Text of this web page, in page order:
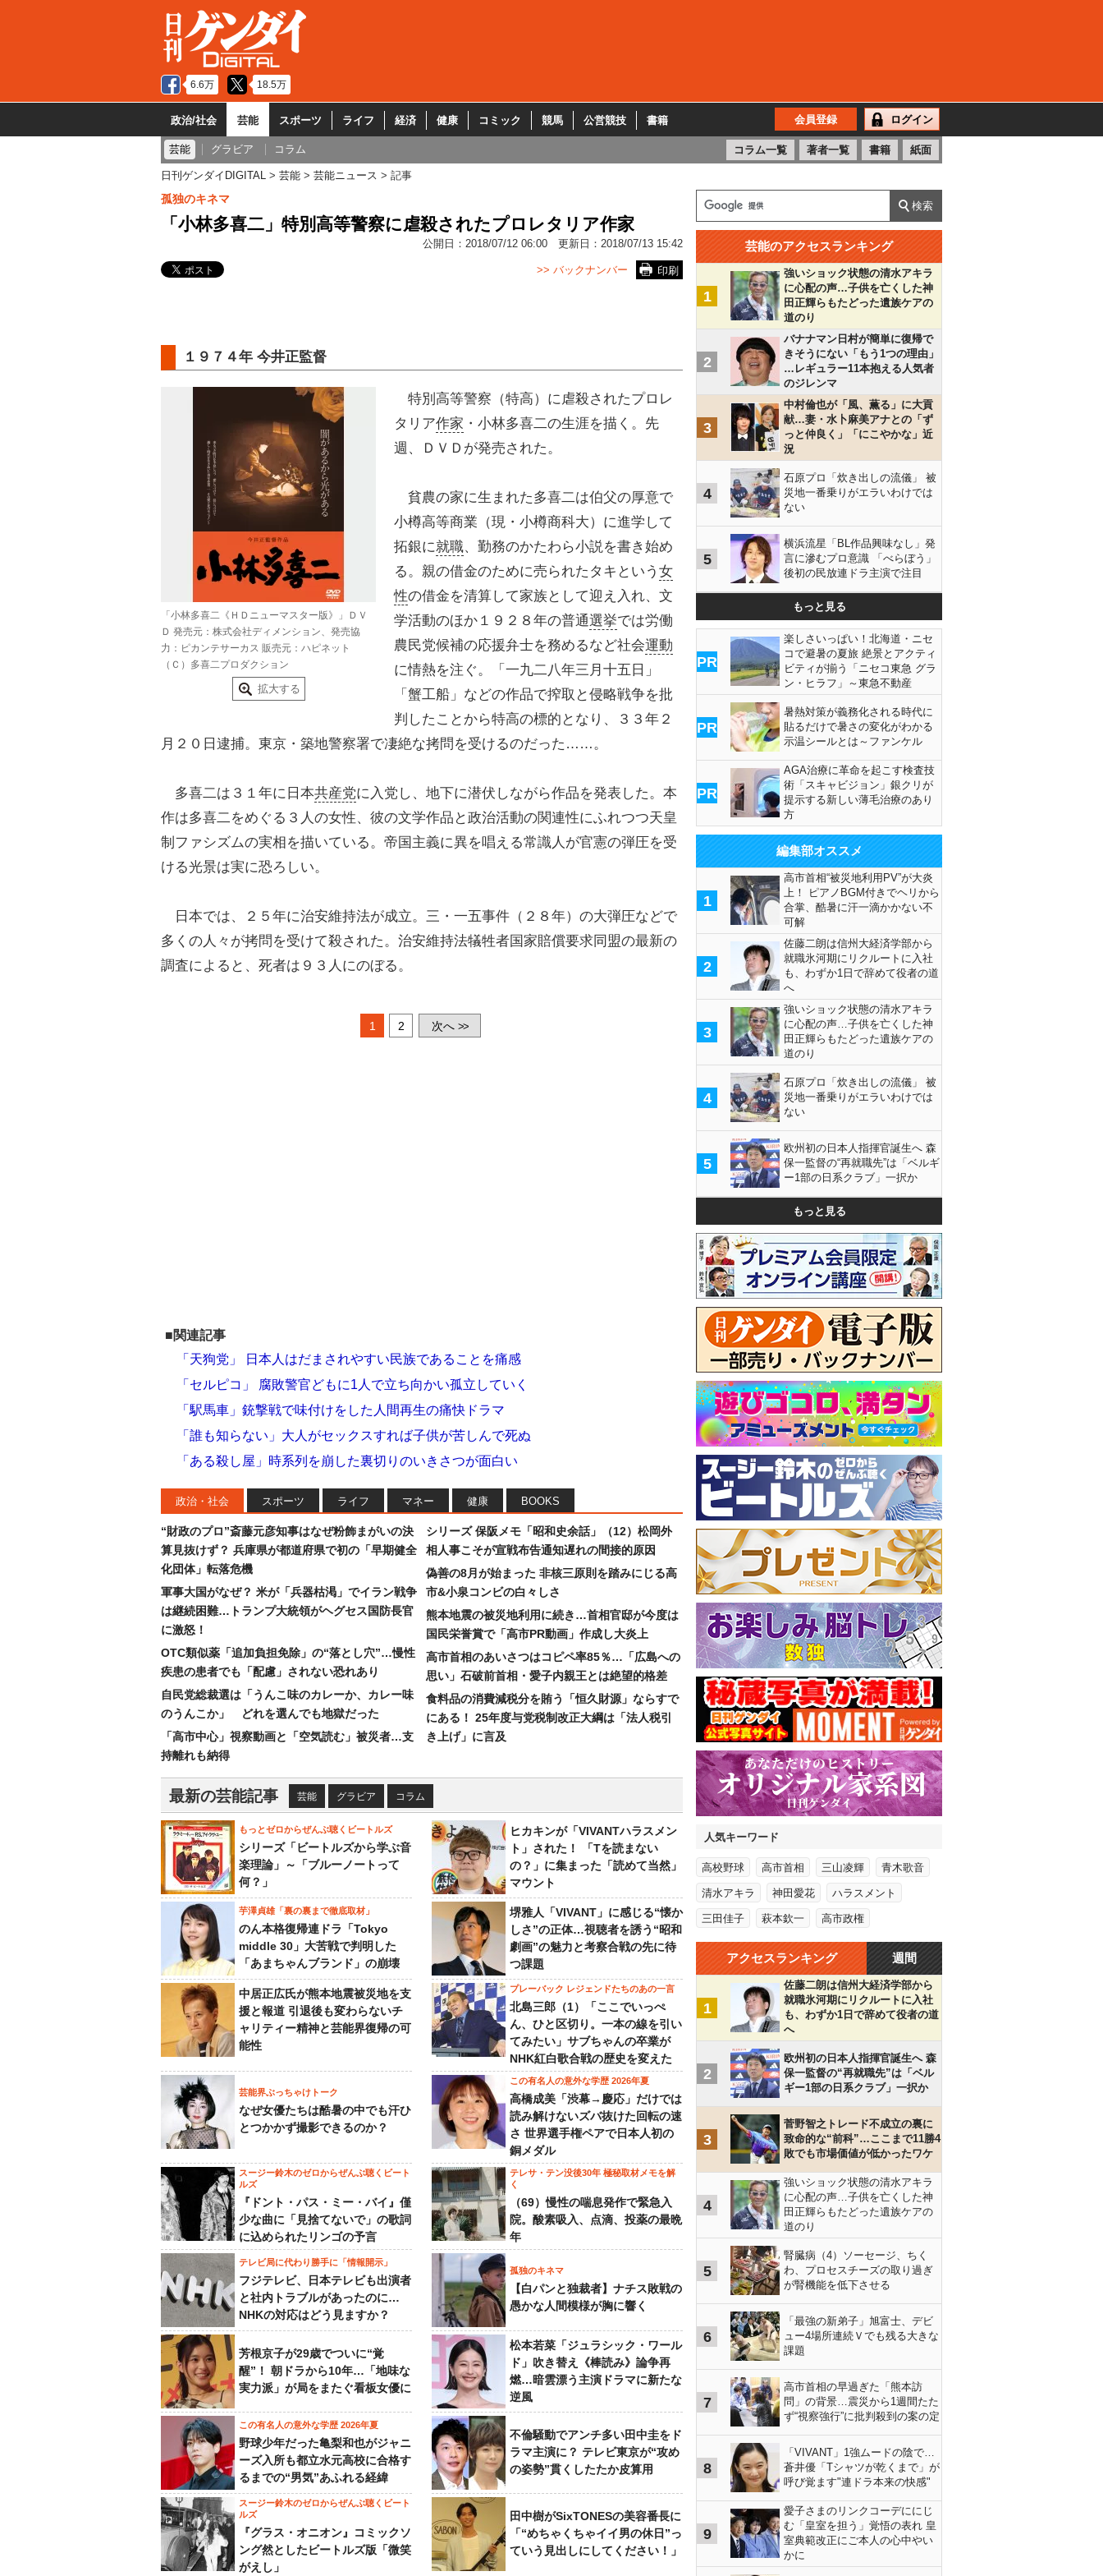
6.6万 18.5万
政治/社会 芸能 スポーツ ライフ 経済 健康 コミック 競馬 公営競技 書籍 会員登録 ログイン
芸能 グラビア コラム コラム一覧 著者一覧 書籍 紙面
日刊ゲンダイDIGITAL 芸能 芸能ニュース 記事
孤独のキネマ
「小林多喜二」特別高等警察に虐殺されたプロレタリア作家
公開日： 2018/07/12 06:00 更新日： 2018/07/13 15:42
印刷
>> バックナンバー
１９７４年 今井正監督
「小林多喜二《ＨＤニューマスター版》」ＤＶ
Ｄ 発売元：株式会社ディメンション、発売協
力：ピカンテサーカス 販売元：ハピネット
（Ｃ）多喜二プロダクション
拡大する
特別高等警察（特高）に虐殺されたプロレ
タリア作家 ・小林多喜二の生涯を描く。先
週、ＤＶＤが発売された。
貧農の家に生まれた多喜二は伯父の厚意で
小樽高等商業（現・小樽商科大）に進学して
拓銀に就職、勤務のかたわら小説を書き始め
る。親の借金のために売られたタキという 女
性の借金を清算して家族として迎え入れ、文
学活動のほか１９２８年の普通選挙では労働
農民党候補の応援弁士を務めるなど社会運動
に情熱を注ぐ。「一九二八年三月十五日」
「蟹工船」などの作品で搾取と侵略戦争を批
判したことから特高の標的となり、３３年２
月２０日逮捕。東京・築地警察署で凄絶な拷問を受けるのだった……。
多喜二は３１年に日本共産党に入党し、地下に潜伏しながら作品を発表した。本
作は多喜二をめぐる３人の女性、彼の文学作品と政治活動の関連性にふれつつ天皇
制ファシズムの実相を描いている。帝国主義に異を唱える常識人が官憲の弾圧を受
ける光景は実に恐ろしい。
日本では、２５年に治安維持法が成立。三・一五事件（２８年）の大弾圧などで
多くの人々が拷問を受けて殺された。治安維持法犠牲者国家賠償要求同盟の最新の
調査によると、死者は９３人にのぼる。
1 2 次へ >>
■関連記事
「天狗党」 日本人はだまされやすい民族であることを痛感
「セルピコ」 腐敗警官どもに1人で立ち向かい孤立していく
「駅馬車」銃撃戦で味付けをした人間再生の痛快ドラマ
「誰も知らない」大人がセックスすれば子供が苦しんで死ぬ
「ある殺し屋」時系列を崩した裏切りのいきさつが面白い
政治・社会 スポーツ ライフ マネー 健康 BOOKS
“財政のプロ”斎藤元彦知事はなぜ粉飾まがいの決
算見抜けず？ 兵庫県が都道府県で初の「早期健全
化団体」転落危機
軍事大国がなぜ？ 米が「兵器枯渇」でイラン戦争
は継続困難…トランプ大統領がヘグセス国防長官
に激怒！
OTC類似薬「追加負担免除」の“落とし穴”…慢性
疾患の患者でも「配慮」されない恐れあり
自民党総裁選は「うんこ味のカレーか、カレー味
のうんこか」 どれを選んでも地獄だった
「高市中心」視察動画と「空気読む」被災者…支
持離れも納得
シリーズ 保阪メモ「昭和史余話」（12）松岡外
相人事こそが宣戦布告通知遅れの間接的原因
偽善の8月が始まった 非核三原則を踏みにじる高
市&小泉コンビの白々しさ
熊本地震の被災地利用に続き…首相官邸が今度は
国民栄誉賞で「高市PR動画」作成し大炎上
高市首相のあいさつはコピペ率85％…「広島への
思い」石破前首相・愛子内親王とは絶望的格差
食料品の消費減税分を賄う「恒久財源」ならすで
にある！ 25年度与党税制改正大綱は「法人税引
き上げ」に言及
最新の芸能記事 芸能 グラビア コラム
もっとゼロからぜんぶ聴くビートルズ
シリーズ「ビートルズから学ぶ音
楽理論」～「ブルーノートって
何？」
ヒカキンが「VIVANTハラスメン
ト」された！ 「Tを読まない
の？」に集まった「読めて当然」
マウント
芋澤貞雄「裏の裏まで徹底取材」
のん本格復帰連ドラ「Tokyo
middle 30」大苦戦で判明した
「あまちゃんブランド」の崩壊
堺雅人「VIVANT」に感じる“懐か
しさ”の正体…視聴者を誘う“昭和
劇画”の魅力と考察合戦の先に待
つ課題
中居正広氏が熊本地震被災地を支
援と報道 引退後も変わらないチ
ャリティー精神と芸能界復帰の可
能性
プレーバック レジェンドたちのあの一言
北島三郎（1）「ここでいっぺ
ん、ひと区切り。一本の線を引い
てみたい」サブちゃんの卒業が
NHK紅白歌合戦の歴史を変えた
芸能界ぶっちゃけトーク
なぜ女優たちは酷暑の中でも汗ひ
とつかかず撮影できるのか？
この有名人の意外な学歴 2026年夏
高橋成美「渋幕→慶応」だけでは
読み解けないズバ抜けた回転の速
さ 世界選手権ペアで日本人初の
銅メダル
スージー鈴木のゼロからぜんぶ聴くビート
ルズ
『ドント・パス・ミー・バイ』僅
少な曲に「見捨てないで」の歌詞
に込められたリンゴの予言
テレサ・テン没後30年 極秘取材メモを解
く
（69）慢性の喘息発作で緊急入
院。酸素吸入、点滴、投薬の最晩
年
テレビ局に代わり勝手に「情報開示」
フジテレビ、日本テレビも出演者
と社内トラブルがあったのに…
NHKの対応はどう見ますか？
孤独のキネマ
【白パンと独裁者】ナチス敗戦の
愚かな人間模様が胸に響く
芳根京子が29歳でついに“覚
醒”！ 朝ドラから10年…「地味な
実力派」が局をまたぐ看板女優に
松本若菜「ジュラシック・ワール
ド」吹き替え《棒読み》論争再
燃…暗雲漂う主演ドラマに新たな
逆風
この有名人の意外な学歴 2026年夏
野球少年だった亀梨和也がジャニ
ーズ入所も都立水元高校に合格す
るまでの“男気”あふれる経緯
不倫騒動でアンチ多い田中圭をド
ラマ主演に？ テレビ東京が“攻め
の姿勢”貫くしたたか皮算用
スージー鈴木のゼロからぜんぶ聴くビート
ルズ
『グラス・オニオン』コミックソ
ング然としたビートルズ版「微笑
がえし」
田中樹がSixTONESの美容番長に
「“めちゃくちゃイイ男の休日”っ
ていう見出しにしてください！」
芸能のアクセスランキング
1
強いショック状態の清水アキラ
に心配の声…子供を亡くした神
田正輝らもたどった遺族ケアの
道のり
2
バナナマン日村が簡単に復帰で
きそうにない「もう1つの理由」
…レギュラー11本抱える人気者
のジレンマ
3
中村倫也が「風、薫る」に大貢
献…妻・水卜麻美アナとの「ず
っと仲良く」「にこやかな」近
況
4
石原プロ「炊き出しの流儀」 被
災地一番乗りがエラいわけでは
ない
5
横浜流星「BL作品興味なし」発
言に滲むプロ意識 「べらぼう」
後初の民放連ドラ主演で注目
もっと見る
PR
楽しさいっぱい！北海道・ニセ
コで避暑の夏旅 絶景とアクティ
ビティが揃う「ニセコ東急 グラ
ン・ヒラフ」～東急不動産
PR
暑熱対策が義務化される時代に
貼るだけで暑さの変化がわかる
示温シールとは～ファンケル
PR
AGA治療に革命を起こす検査技
術「スキャビジョン」銀クリが
提示する新しい薄毛治療のあり
方
編集部オススメ
1
高市首相“被災地利用PV”が大炎
上！ ピアノBGM付きでヘリから
合掌、酷暑に汗一滴かかない不
可解
2
佐藤二朗は信州大経済学部から
就職氷河期にリクルートに入社
も、わずか1日で辞めて役者の道
へ
3
強いショック状態の清水アキラ
に心配の声…子供を亡くした神
田正輝らもたどった遺族ケアの
道のり
4
石原プロ「炊き出しの流儀」 被
災地一番乗りがエラいわけでは
ない
5
欧州初の日本人指揮官誕生へ 森
保一監督の“再就職先”は「ベルギ
ー1部の日系クラブ」一択か
もっと見る
人気キーワード
高校野球 高市首相 三山凌輝 青木歌音
清水アキラ 神田愛花 ハラスメント
三田佳子 萩本欽一 高市政権
アクセスランキング 週間
1
佐藤二朗は信州大経済学部から
就職氷河期にリクルートに入社
も、わずか1日で辞めて役者の道
へ
2
欧州初の日本人指揮官誕生へ 森
保一監督の“再就職先”は「ベル
ギー1部の日系クラブ」一択か
3
菅野智之トレード不成立の裏に
致命的な“前科”…ここまで11勝4
敗でも市場価値が低かったワケ
4
強いショック状態の清水アキラ
に心配の声…子供を亡くした神
田正輝らもたどった遺族ケアの
道のり
5
腎臓病（4）ソーセージ、ちく
わ、プロセスチーズの取り過ぎ
が腎機能を低下させる
6
「最強の新弟子」旭富士、デビ
ュー4場所連続Ｖでも残る大きな
課題
7
高市首相の早過ぎた「熊本訪
問」の背景…震災から1週間たた
ず“視察強行”に批判殺到の案の定
8
「VIVANT」1強ムードの陰で…
蒼井優「Tシャツが乾くまで」が
呼び覚ます"連ドラ本来の快感"
9
愛子さまのリンクコーデににじ
む「皇室を担う」覚悟の表れ 皇
室典範改正にご本人の心中やい
かに